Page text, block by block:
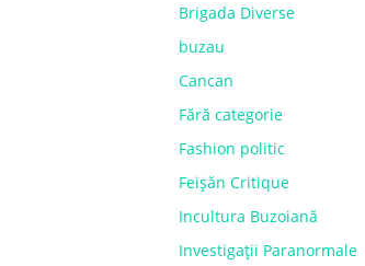
Brigada Diverse
buzau
Cancan
Fără categorie
Fashion politic
Feișăn Critique
Incultura Buzoiană
Investigații Paranormale